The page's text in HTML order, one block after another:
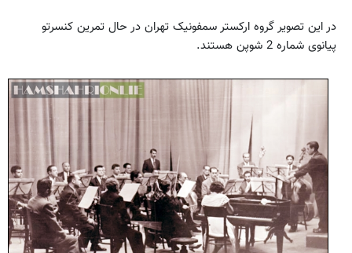
در این تصویر گروه ارکستر سمفونیک تهران در حال تمرین کنسرتو
پیانوی شماره 2 شوپن هستند.